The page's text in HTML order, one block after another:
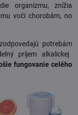
organizmu, znížia
voči chorobám, no
potrebám
príjem alkalickej
fungovanie celého